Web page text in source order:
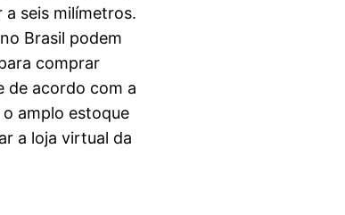
seis milímetros.
Brasil podem
comprar
de acordo com a
amplo estoque
a loja virtual da